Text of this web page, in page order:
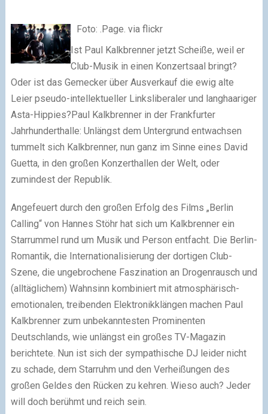
Foto: .Page. via flickr
Ist Paul Kalkbrenner jetzt Scheiße, weil er
Club-Musik in einen Konzertsaal bringt?
Oder ist das Gemecker über Ausverkauf die ewig alte
Leier pseudo-intellektueller Linksliberaler und langhaariger
Asta-Hippies?Paul Kalkbrenner in der Frankfurter
Jahrhunderthalle: Unlängst dem Untergrund entwachsen
tummelt sich Kalkbrenner, nun ganz im Sinne eines David
Guetta, in den großen Konzerthallen der Welt, oder
zumindest der Republik.
Angefeuert durch den großen Erfolg des Films „Berlin
Calling“ von Hannes Stöhr hat sich um Kalkbrenner ein
Starrummel rund um Musik und Person entfacht. Die Berlin-
Romantik, die Internationalisierung der dortigen Club-
Szene, die ungebrochene Faszination an Drogenrausch und
(alltäglichem) Wahnsinn kombiniert mit atmosphärisch-
emotionalen, treibenden Elektronikklängen machen Paul
Kalkbrenner zum unbekanntesten Prominenten
Deutschlands, wie unlängst ein großes TV-Magazin
berichtete. Nun ist sich der sympathische DJ leider nicht
zu schade, dem Starruhm und den Verheißungen des
großen Geldes den Rücken zu kehren. Wieso auch? Jeder
will doch berühmt und reich sein.